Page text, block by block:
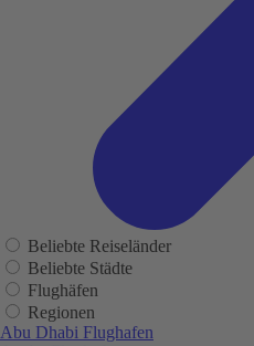
Beliebte Reiseländer
Beliebte Städte
Flughäfen
Regionen
Abu Dhabi Flughafen